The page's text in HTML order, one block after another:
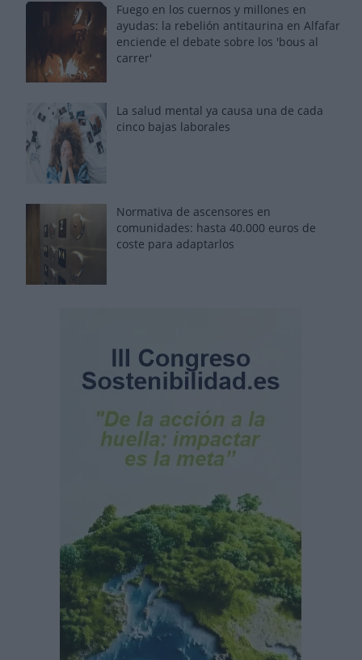
Fuego en los cuernos y millones en
ayudas: la rebelión antitaurina en Alfafar
enciende el debate sobre los 'bous al
carrer'
La salud mental ya causa una de cada
cinco bajas laborales
Normativa de ascensores en
comunidades: hasta 40.000 euros de
coste para adaptarlos